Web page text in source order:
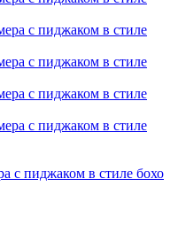
с пиджаком в стиле бохо